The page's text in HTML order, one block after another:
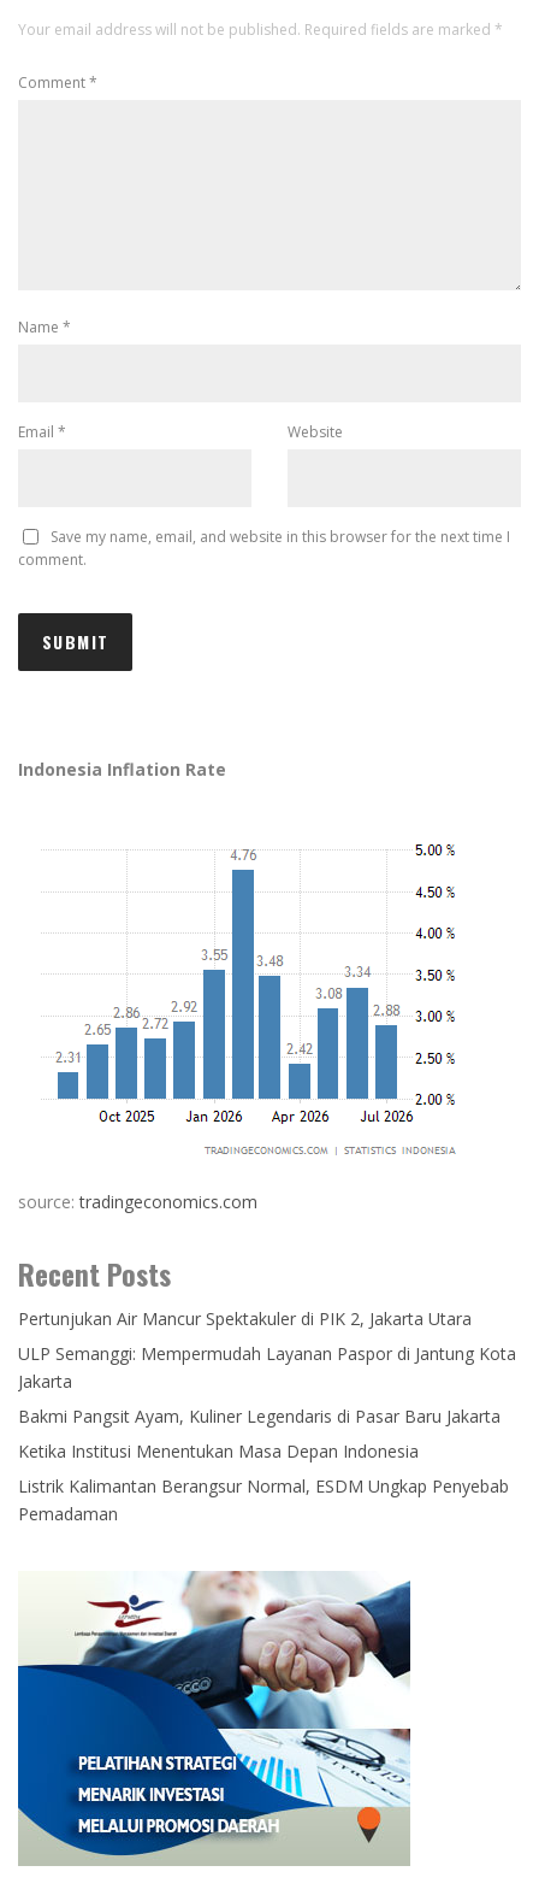
Your email address will not be published. Required fields are marked *
Comment*
Name *
Email * Website
Save my name, email, and website in this browser for the next time I
comment.
Indonesia Inflation Rate
source:tradingeconomics.com
Recent Posts
Pertunjukan Air Mancur Spektakuler di PIK 2, Jakarta Utara
ULP Semanggi: Mempermudah Layanan Paspor di Jantung Kota
Jakarta
Bakmi Pangsit Ayam, Kuliner Legendaris di Pasar Baru Jakarta
Ketika Institusi Menentukan Masa Depan Indonesia
Listrik Kalimantan Berangsur Normal, ESDM Ungkap Penyebab
Pemadaman